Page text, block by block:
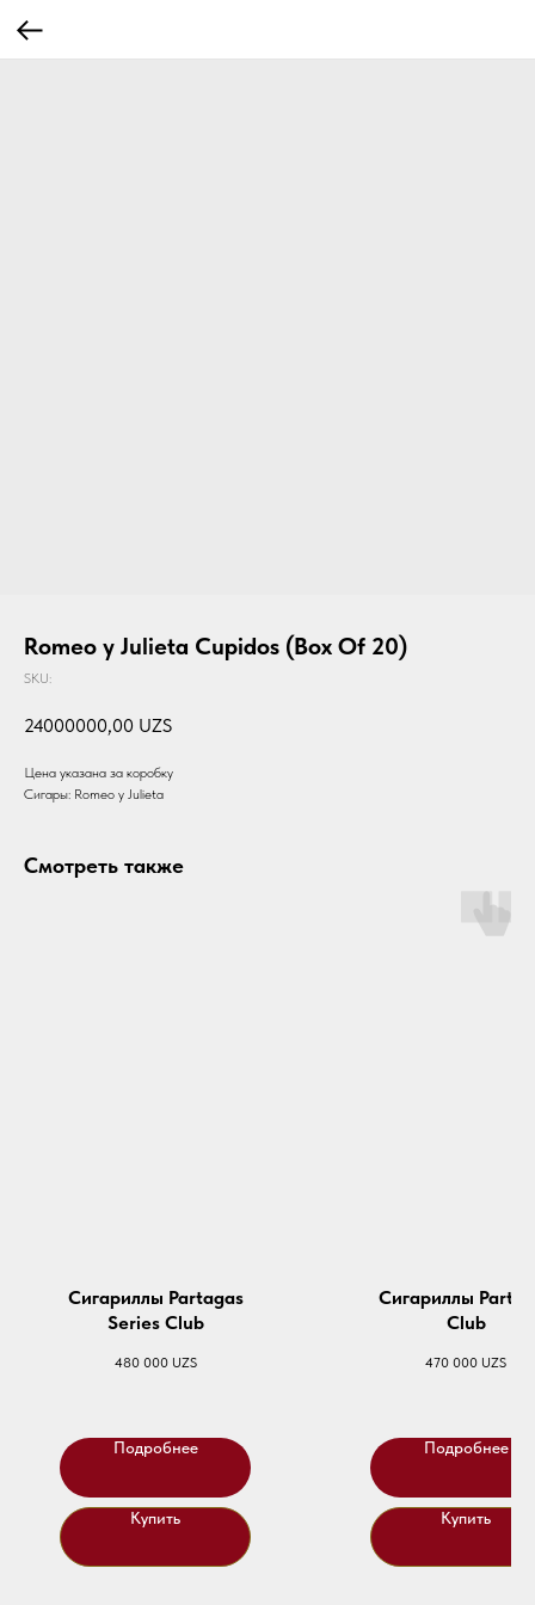
Romeo y Julieta Cupidos (Box Of 20)
SKU:
24000000,00 UZS
Цена указана за коробку
Сигары: Romeo y Julieta
Смотреть также
Сигариллы Partagas
Series Club
480 000 UZS
Подробнее
Купить
Сигариллы
Club
470 000 UZS
Подробнее
Купить